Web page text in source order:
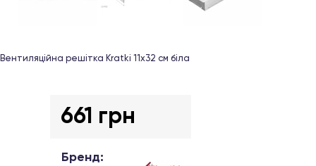
Вентиляційна решітка Kratki 11х32 см біла
661 грн
Бренд: